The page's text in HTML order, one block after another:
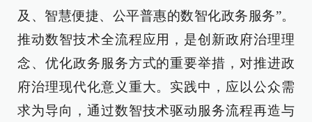
及、智慧便捷、公平普惠的数智化政务服务”。
推动数智技术全流程应用，是创新政府治理理
念、优化政务服务方式的重要举措，对推进政
府治理现代化意义重大。实践中，应以公众需
求为导向，通过数智技术驱动服务流程再造与